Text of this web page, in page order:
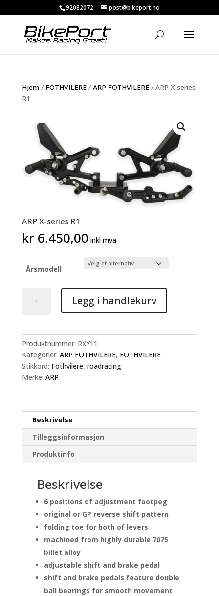
92082072 post@bikeport.no
Hjem/ FOTHVILERE/ ARP FOTHVILERE/ ARP X-series
R1
ARP X-series R1
kr6.450,00 inkl mva
Årsmodell
antall
Legg i handlekurv
Produktnummer: RXY11
Kategorier: ARP FOTHVILERE, FOTHVILERE
Stikkord: Fothvilere, roadracing
Merke: ARP
Beskrivelse
Tilleggsinformasjon
Produktinfo
Beskrivelse
6 positions of adjustment footpeg
original or GP reverse shift pattern
folding toe for both of levers
machined from highly durable 7075
billet alloy
adjustable shift and brake pedal
shift and brake pedals feature double
ball bearings for smooth movement